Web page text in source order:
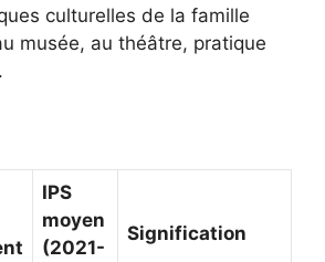
culturelles de la famille
musée, au théâtre, pratique
IPS
moyen
(2021-
Signification